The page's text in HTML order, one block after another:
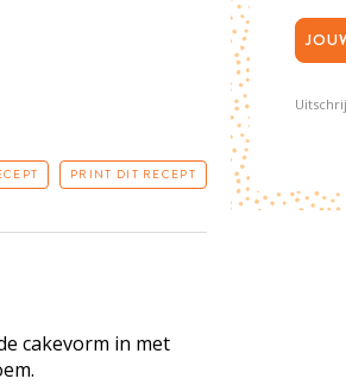
PRINT DIT RECEPT
cakevorm in met